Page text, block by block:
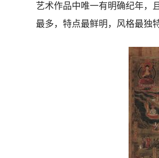
艺术作品中唯一有明确纪年，
最多，特点最鲜明，风格最独